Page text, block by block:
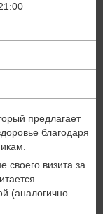
предлагает
благодаря
своего визита за
(аналогично —